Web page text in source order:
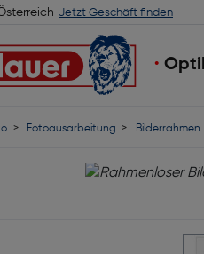
Jetzt Geschäft finden
Fotoausarbeitung Bilderrahmen